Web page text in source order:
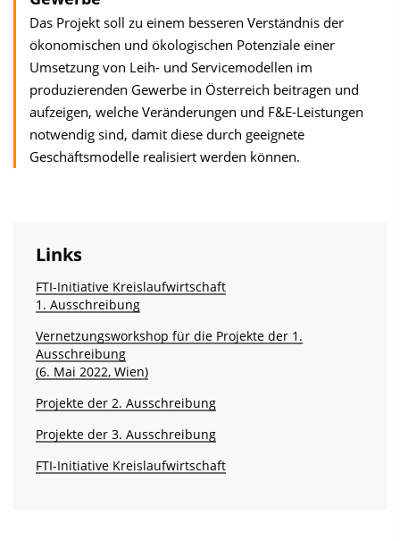
Das Projekt soll zu einem besseren Verständnis der
ökonomischen und ökologischen Potenziale einer
Umsetzung von Leih- und Servicemodellen im
produzierenden Gewerbe in Österreich beitragen und
aufzeigen, welche Veränderungen und F&E-Leistungen
notwendig sind, damit diese durch geeignete
Geschäftsmodelle realisiert werden können.
Links
FTI-Initiative Kreislaufwirtschaft
1. Ausschreibung
Vernetzungsworkshop für die Projekte der 1.
Ausschreibung
(6. Mai 2022, Wien)
Projekte der 2. Ausschreibung
Projekte der 3. Ausschreibung
FTI-Initiative Kreislaufwirtschaft